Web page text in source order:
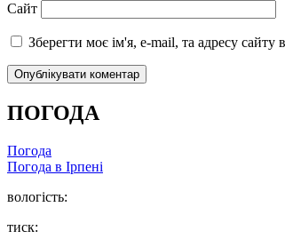
Сайт
Зберегти моє ім'я, e-mail, та адресу сайту
ПОГОДА
Погода
Погода в Ірпені
вологість:
тиск: